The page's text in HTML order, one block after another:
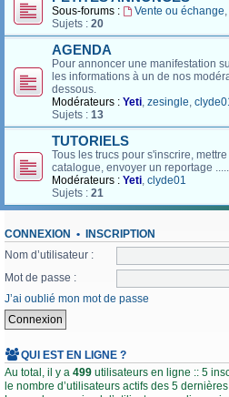
Sous-forums : Vente ou échange,
Sujets : 20
AGENDA
Pour annoncer une manifestation
les informations à un de nos
dessous.
Modérateurs : Yeti, zesingle,
Sujets : 13
TUTORIELS
Tous les trucs pour s'inscrire,
catalogue, envoyer un reportage .....
Modérateurs : Yeti, clyde01
Sujets : 21
CONNEXION • INSCRIPTION
Nom d’utilisateur :
Mot de passe :
J’ai oublié mon mot de passe
QUI EST EN LIGNE ?
Au total, il y a 499 utilisateurs en ligne :: 5
le nombre d’utilisateurs actifs des 5